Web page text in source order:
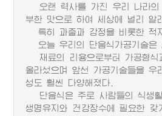
오랜 력사를 가진 우리 나라의
부한 맛으로 하여 세상에 널리 알
특히 과줄과 강정을 비롯한 적
오늘 우리의 단음식가공기술은
재료의 리용으로부터 가공형식
올라섰으며 앞선 가공기술들을
성도 훨씬 다양해졌다.
단음식은 주로 사람들의 식생활
생명유지와 건강장수에 필요한